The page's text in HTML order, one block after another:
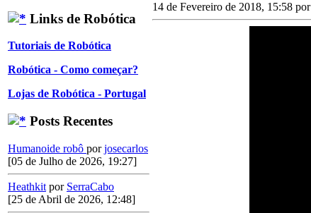
Links de Robótica
Tutoriais de Robótica
Robótica - Como começar?
Lojas de Robótica - Portugal
Posts Recentes
Humanoide robô porjosecarlos
[05 de Julho de 2026, 19:27]
Heathkit por SerraCabo
[25 de Abril de 2026, 12:48]
14 de Fevereiro de 2018, 15:58 por